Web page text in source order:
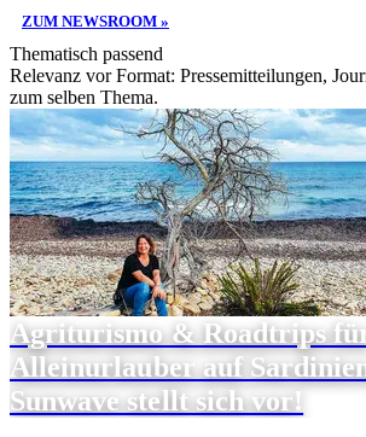
ZUM NEWSROOM »
Thematisch passend
Relevanz vor Format: Pressemitteilungen,
zum selben Thema.
Agriturismo & Roadtrips
Alleinurlauber auf
Sunwave stellt sich vor!